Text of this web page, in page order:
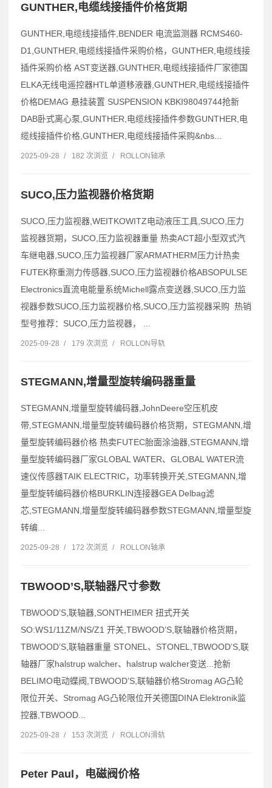
GUNTHER,电缆线接插件价格货期
GUNTHER,电缆线接插件,BENDER 电流监测器 RCMS460-
D1,GUNTHER,电缆线接插件采购价格，GUNTHER,电缆线接
插件采购价格 AST变送器,GUNTHER,电缆线接插件厂家德国
ELKA无线电遥控器HTL单道移液器,GUNTHER,电缆线接插件
价格DEMAG 悬挂装置 SUSPENSION KBKI98049744抢新
DAB卧式离心泵,GUNTHER,电缆线接插件参数GUNTHER,电
缆线接插件价格,GUNTHER,电缆线接插件采购&nbs...
2025-09-28 / 182 次浏览 / ROLLON轴承
SUCO,压力监视器价格货期
SUCO,压力监视器,WEITKOWITZ电动液压工具,SUCO,压力
监视器货期，SUCO,压力监视器重量 热卖ACT超小型双式汽
车继电器,SUCO,压力监视器厂家ARMATHERM压力计热卖
FUTEK称重测力传感器,SUCO,压力监视器价格ABSOPULSE
Electronics直流电能量系统Michell露点变送器,SUCO,压力监
视器参数SUCO,压力监视器价格,SUCO,压力监视器采购 热销
型号推荐：SUCO,压力监视器， ...
2025-09-28 / 179 次浏览 / ROLLON导轨
STEGMANN,增量型旋转编码器重量
STEGMANN,增量型旋转编码器,JohnDeere空压机皮
带,STEGMANN,增量型旋转编码器价格货期，STEGMANN,增
量型旋转编码器价格 热卖FUTEC胎面涂油器,STEGMANN,增
量型旋转编码器厂家GLOBAL WATER、GLOBAL WATER流
速仪传感器TAIK ELECTRIC，功率转换开关,STEGMANN,增
量型旋转编码器价格BURKLIN连接器GEA Delbag滤
芯,STEGMANN,增量型旋转编码器参数STEGMANN,增量型旋
转编...
2025-09-28 / 172 次浏览 / ROLLON轴承
TBWOOD’S,联轴器尺寸参数
TBWOOD’S,联轴器,SONTHEIMER 扭式开关
SO:WS1/11ZM/NS/Z1 开关,TBWOOD’S,联轴器价格货期，
TBWOOD’S,联轴器重量 STONEL、STONEL,TBWOOD’S,联
轴器厂家halstrup walcher、halstrup walcher变送...抢新
BELIMO电动蝶阀,TBWOOD’S,联轴器价格Stromag AG凸轮
限位开关、Stromag AG凸轮限位开关德国DINA Elektronik监
控器,TBWOOD...
2025-09-28 / 153 次浏览 / ROLLON滑轨
Peter Paul，电磁阀价格